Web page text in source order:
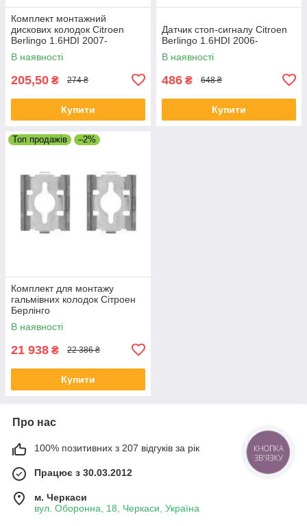
Комплект монтажний
дискових колодок Citroen
Berlingo 1.6HDI 2007-
В наявності
205,50 ₴ 274 ₴
Купити
Датчик стоп-сигналу Citroen
Berlingo 1.6HDI 2006-
В наявності
486 ₴ 648 ₴
Купити
Топ продажів –2%
Комплект для монтажу
гальмівних колодок Сітроен
Берлінго
В наявності
21 938 ₴ 22 386 ₴
Купити
Про нас
100% позитивних з 207 відгуків за рік
Працює з 30.03.2012
м. Черкаси
вул. Оборонна, 18, Черкаси, Україна
КНОПКА
ЗВ'ЯЗКУ